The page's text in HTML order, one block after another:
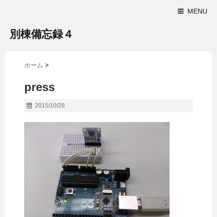
MENU
別棟備忘録４
ホーム >
press
2015/10/28